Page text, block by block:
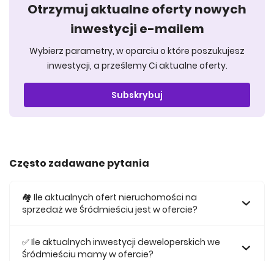
Otrzymuj aktualne oferty nowych
inwestycji e-mailem
Wybierz parametry, w oparciu o które poszukujesz
inwestycji, a prześlemy Ci aktualne oferty.
Subskrybuj
Często zadawane pytania
🏘️ Ile aktualnych ofert nieruchomości na
sprzedaż we Śródmieściu jest w ofercie?
we Śródmieściu.
✅ Ile aktualnych inwestycji deweloperskich we
Śródmieściu mamy w ofercie?